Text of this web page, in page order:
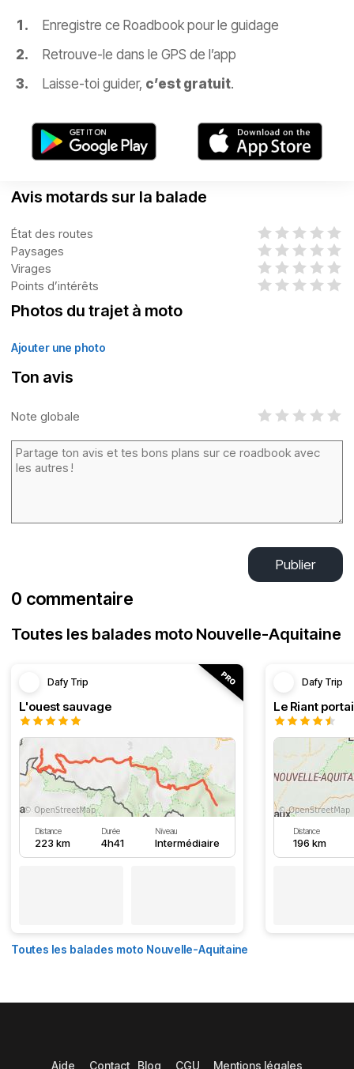
Enregistre ce Roadbook pour le guidage
Retrouve-le dans le GPS de l’app
Laisse-toi guider, c’est gratuit.
Avis motards sur la balade
État des routes
Paysages
Virages
Points d’intérêts
Photos du trajet à moto
Ajouter une photo
Ton avis
Note globale
Publier
0 commentaire
Toutes les balades moto Nouvelle-Aquitaine
Dafy Trip
L'ouest sauvage
Distance
223 km
Durée
4h41
Niveau
Intermédiaire
Dafy Trip
Le Riant
Distance
196 km
Toutes les balades moto Nouvelle-Aquitaine
Aide Contact Blog CGU Mentions légales